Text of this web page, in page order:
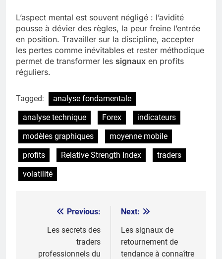
L’aspect mental est souvent négligé : l’avidité
pousse à dévier des règles, la peur freine l’entrée
en position. Travailler sur la discipline, accepter
les pertes comme inévitables et rester méthodique
permet de transformer les signaux en profits
réguliers.
Tagged:
analyse fondamentale
analyse technique
Forex
indicateurs
modèles graphiques
moyenne mobile
profits
Relative Strength Index
traders
volatilité
navigation
Previous:
Les secrets des
traders
professionnels du
Next:
Les signaux de
retournement de
tendance à connaître